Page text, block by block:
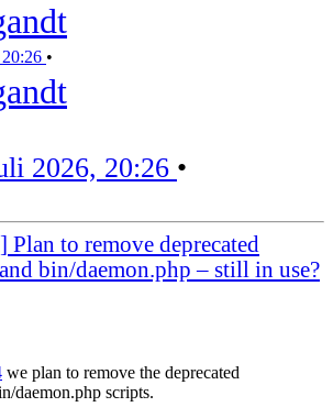
•
2026, 20:26 •
Plan to remove deprecated
bin/daemon.php – still in use?
we plan to remove the deprecated
daemon.php scripts.